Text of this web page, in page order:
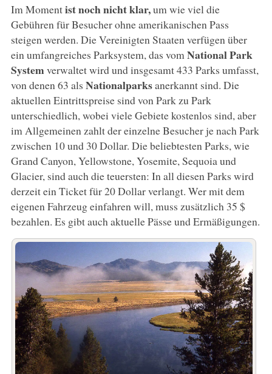
Im Momentist noch nicht klar,um wie viel die
Gebühren für Besucher ohne amerikanischen Pass
steigen werden. Die Vereinigten Staaten verfügen über
ein umfangreiches Parksystem, das vomNational Park
Systemverwaltet wird und insgesamt 433 Parks umfasst,
von denen 63 als Nationalparksanerkannt sind. Die
aktuellen Eintrittspreise sind von Park zu Park
unterschiedlich, wobei viele Gebiete kostenlos sind, aber
im Allgemeinen zahlt der einzelne Besucher je nach Park
zwischen 10 und 30 Dollar. Die beliebtesten Parks, wie
Grand Canyon, Yellowstone, Yosemite, Sequoia und
Glacier, sind auch die teuersten: In all diesen Parks wird
derzeit ein Ticket für 20 Dollar verlangt. Wer mit dem
eigenen Fahrzeug einfahren will, muss zusätzlich 35 $
bezahlen. Es gibt auch aktuelle Pässe und Ermäßigungen.